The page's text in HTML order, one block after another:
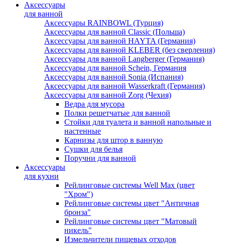
Аксессуары
для ванной
Аксессуары RAINBOWL (Турция)
Аксессуары для ванной Classic (Польша)
Аксессуары для ванной HAYTA (Германия)
Аксессуары для ванной KLEBER (без сверления)
Аксессуары для ванной Langberger (Германия)
Аксессуары для ванной Schein, Германия
Аксессуары для ванной Sonia (Испания)
Аксессуары для ванной Wasserkraft (Германия)
Аксессуары для ванной Zorg (Чехия)
Ведра для мусора
Полки решетчатые для ванной
Стойки для туалета и ванной напольные и
настенные
Карнизы для штор в ванную
Сушки для белья
Поручни для ванной
Аксессуары
для кухни
Рейлинговые системы Well Max (цвет
"Хром")
Рейлинговые системы цвет "Античная
бронза"
Рейлинговые системы цвет "Матовый
никель"
Измельчители пищевых отходов